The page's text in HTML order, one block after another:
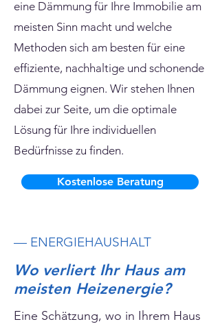
eine Dämmung für Ihre Immobilie am
meisten Sinn macht und welche
Methoden sich am besten für eine
effiziente, nachhaltige und schonende
Dämmung eignen. Wir stehen Ihnen
dabei zur Seite, um die optimale
Lösung für Ihre individuellen
Bedürfnisse zu finden.
Kostenlose Beratung
— ENERGIEHAUSHALT
Wo verliert Ihr Haus am
meisten Heizenergie?
Eine Schätzung, wo in Ihrem Haus